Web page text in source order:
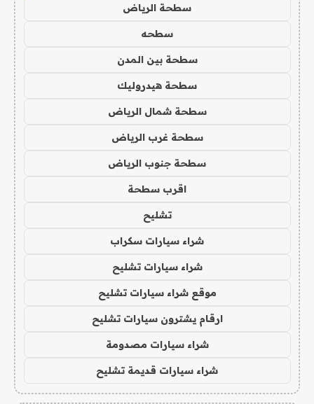
سطحة الرياض
سطحه
سطحة بين المدن
سطحة هيدروليك
سطحة شمال الرياض
سطحة غرب الرياض
سطحة جنوب الرياض
اقرب سطحة
تشليح
شراء سيارات سكراب
شراء سيارات تشليح
موقع شراء سيارات تشليح
ارقام يشترون سيارات تشليح
شراء سيارات مصدومة
شراء سيارات قديمة تشليح